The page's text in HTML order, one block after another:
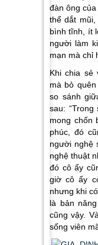
đàn ông
thể dắt
bình tĩnh, ít
người làm
mạn mà chỉ
Khi chia sẻ
mà bỏ
so sánh
sau:
mong chốn
phúc, đó
người nghệ
nghệ thuật
đó cô ấy
giờ cô ấy
nhưng khi
là bản
cũng vậy.
sống viên